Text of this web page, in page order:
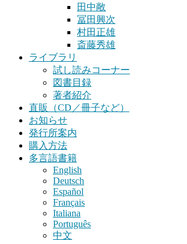
田中敞
冨田興次
村田正雄
斎藤秀雄
ライブラリ
試し読みコーナー
図書目録
著者紹介
直販（CD／冊子など）
お知らせ
発行所案内
購入方法
多言語書籍
English
Deutsch
Español
Français
Italiana
Português
中文